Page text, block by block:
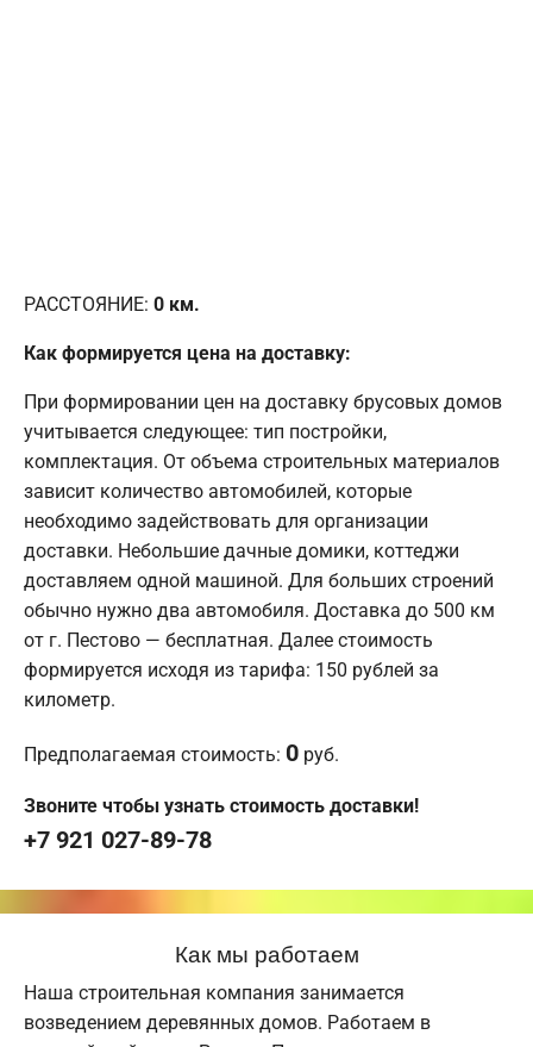
РАССТОЯНИЕ: 0 км.
Как формируется цена на доставку:
При формировании цен на доставку брусовых домов
учитывается следующее: тип постройки,
комплектация. От объема строительных материалов
зависит количество автомобилей, которые
необходимо задействовать для организации
доставки. Небольшие дачные домики, коттеджи
доставляем одной машиной. Для больших строений
обычно нужно два автомобиля. Доставка до 500 км
от г. Пестово — бесплатная. Далее стоимость
формируется исходя из тарифа: 150 рублей за
километр.
Предполагаемая стоимость: 0 руб.
Звоните чтобы узнать стоимость доставки!
+7 921 027-89-78
Как мы работаем
Наша строительная компания занимается
возведением деревянных домов. Работаем в